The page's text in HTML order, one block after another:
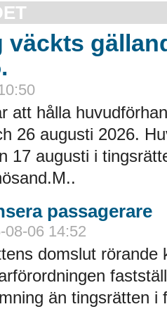
väckts
att hålla
26 augusti 2026.
17 augusti i
passagerare
08-06 14:52
domslut rörande
än tingsrätten i